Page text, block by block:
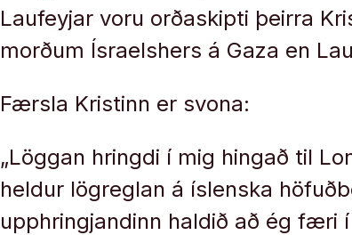
Laufeyjar voru orðaskipti þeirra
morðum Ísraelshers á Gaza en
Færsla Kristinn er svona:
„Löggan hringdi í mig hingað til
heldur lögreglan á íslenska
upphringjandinn haldið að ég færi